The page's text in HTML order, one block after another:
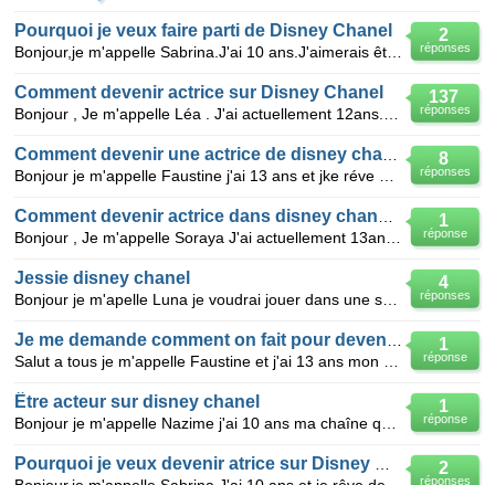
2
réponses
Pourquoi je veux faire parti de Disney Chanel
137
réponses
Comment devenir actrice sur Disney Chanel
8
réponses
1
réponse
4
réponses
Jessie disney chanel
1
réponse
1
réponse
Être acteur sur disney chanel
2
réponses